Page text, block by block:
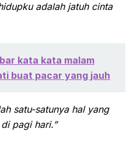
adalah jatuh cinta
kata kata malam
buat pacar yang jauh
satu-satunya hal yang
pagi hari.”